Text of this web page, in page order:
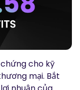
cho kỹ
mại. Bắt